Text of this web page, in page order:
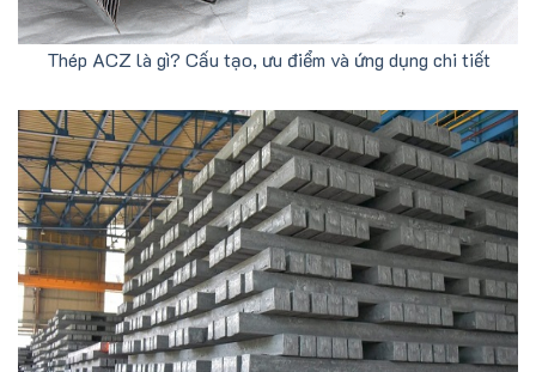
Thép ACZ là gì? Cấu tạo, ưu điểm và ứng dụng chi tiết